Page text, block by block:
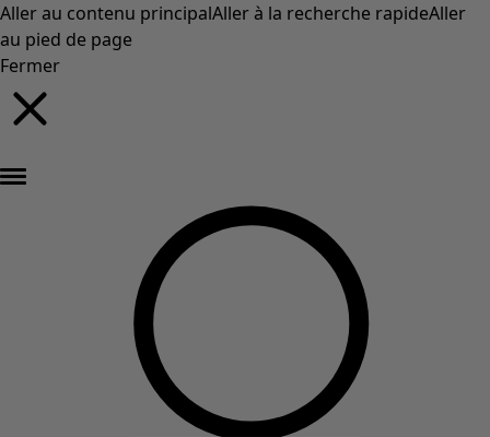
Aller au contenu principalAller à la recherche rapideAller
au pied de page
Fermer